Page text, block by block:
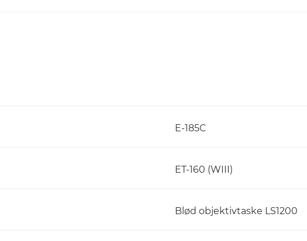
E-185C
ET-160 (WIII)
Blød objektivtaske LS1200